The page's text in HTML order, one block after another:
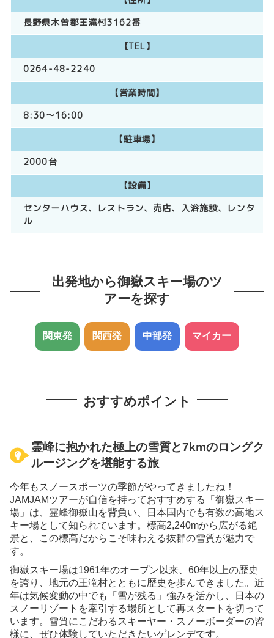
長野県木曽郡王滝村3162番
【TEL】
0264-48-2240
【営業時間】
8:30～16:00
【駐車場】
2000台
【設備】
センターハウス、レストラン、売店、入浴施設、レンタ
ル
出発地から御嶽スキー場のツ
アーを探す
関東発 関西発 中部発 マイカー
おすすめポイント
霊峰に抱かれた極上の雪質と7kmのロングク
ルージングを堪能する旅
今年もスノースポーツの季節がやってきましたね！
JAMJAMツアーが自信を持っておすすめする「御嶽スキー
場」は、霊峰御嶽山を背負い、日本国内でも有数の高地ス
キー場として知られています。標高2,240mから広がる絶
景と、この標高だからこそ味わえる抜群の雪質が魅力で
す。
御嶽スキー場は1961年のオープン以来、60年以上の歴史
を誇り、地元の王滝村とともに歴史を歩んできました。近
年は気候変動の中でも「雪が残る」強みを活かし、日本の
スノーリゾートを牽引する場所として再スタートを切って
います。雪質にこだわるスキーヤー・スノーボーダーの皆
様に、ぜひ体験していただきたいゲレンデです。